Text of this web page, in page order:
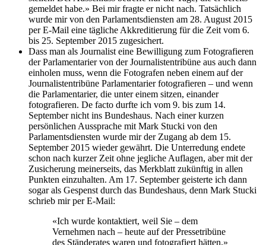
gemeldet habe.» Bei mir fragte er nicht nach. Tatsächlich
wurde mir von den Parlamentsdiensten am 28. August 2015
per E-Mail eine tägliche Akkreditierung für die Zeit vom 6.
bis 25. September 2015 zugesichert.
Dass man als Journalist eine Bewilligung zum Fotografieren
der Parlamentarier von der Journalistentribüne aus auch dann
einholen muss, wenn die Fotografen neben einem auf der
Journalistentribüne Parlamentarier fotografieren – und wenn
die Parlamentarier, die unter einem sitzen, einander
fotografieren. De facto durfte ich vom 9. bis zum 14.
September nicht ins Bundeshaus. Nach einer kurzen
persönlichen Aussprache mit Mark Stucki von den
Parlamentsdiensten wurde mir der Zugang ab dem 15.
September 2015 wieder gewährt. Die Unterredung endete
schon nach kurzer Zeit ohne jegliche Auflagen, aber mit der
Zusicherung meinerseits, das Merkblatt zukünftig in allen
Punkten einzuhalten. Am 17. September geisterte ich dann
sogar als Gespenst durch das Bundeshaus, denn Mark Stucki
schrieb mir per E-Mail:
«Ich wurde kontaktiert, weil Sie – dem
Vernehmen nach – heute auf der Pressetribüne
des Ständerates waren und fotografiert hätten.»